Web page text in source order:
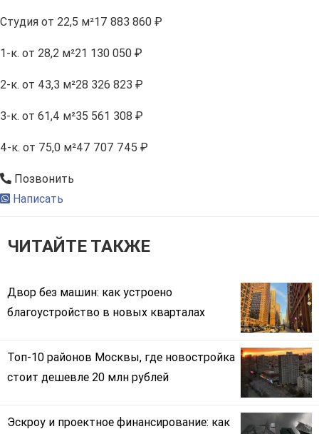
Студия от 22,5 м²17 883 860 ₽
1-к. от 28,2 м²21 130 050 ₽
2-к. от 43,3 м²28 326 823 ₽
3-к. от 61,4 м²35 561 308 ₽
4-к. от 75,0 м²47 707 745 ₽
Позвонить
Написать
ЧИТАЙТЕ ТАКЖЕ
Двор без машин: как устроено
благоустройство в новых кварталах
Топ-10 районов Москвы, где новостройка
стоит дешевле 20 млн рублей
Эскроу и проектное финансирование: как